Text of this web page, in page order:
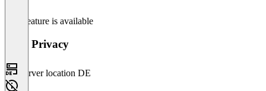
This feature is available
Data Privacy
Server location DE